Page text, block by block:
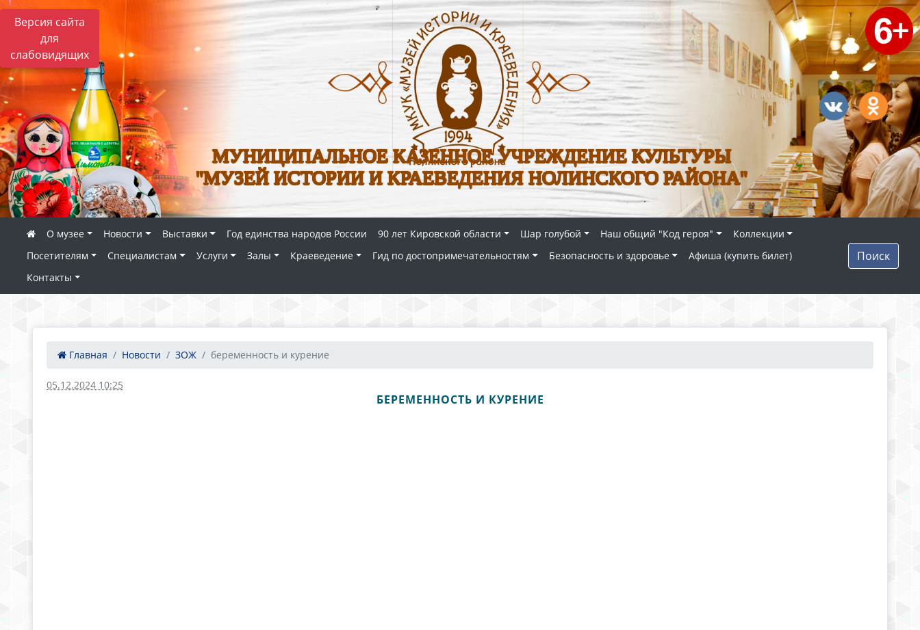
Версия сайта
для
слабовидящих
МУНИЦИПАЛЬНОЕ КАЗЕННОЕ УЧРЕЖДЕНИЕ КУЛЬТУРЫ
"МУЗЕЙ ИСТОРИИ И КРАЕВЕДЕНИЯ НОЛИНСКОГО РАЙОНА"
О музее Новости Выставки Год единства народов России 90 лет Кировской области Шар голубой Наш общий "Код героя"
Коллекции
Посетителям
Специалистам Услуги Залы Краеведение Гид по достопримечательностям Безопасность и здоровье
Афиша (купить билет)
Контакты
Поиск
Главная Новости ЗОЖ беременность и курение
05.12.2024 10:25
БЕРЕМЕННОСТЬ И КУРЕНИЕ